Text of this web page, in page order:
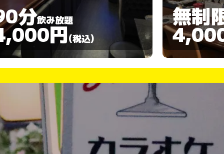
制限飲み放題
円(税込)
90分